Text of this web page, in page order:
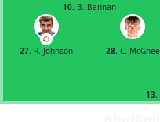
10. B. Bannan
27. R. Johnson 28. C. McGhee
13.